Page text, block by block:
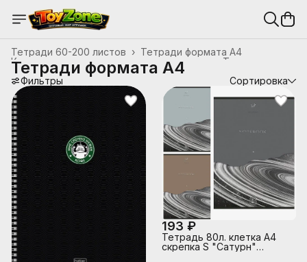
Тетради формата А4
Тетради 60-200 листов ›
Тетради
Канцтовары, школьные принадлежности
Главная ›
Тетради формата А4
Фильтры Сортировка
193 ₽
Тетрадь 80л. клетка А4
скрепка S "Сатурн"